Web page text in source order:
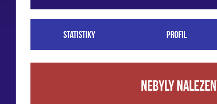
Statistiky Profil
Nebyly